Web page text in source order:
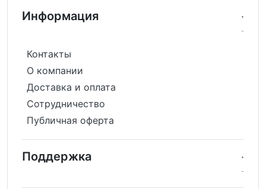
Информация
Контакты
О компании
Доставка и оплата
Сотрудничество
Публичная оферта
Поддержка